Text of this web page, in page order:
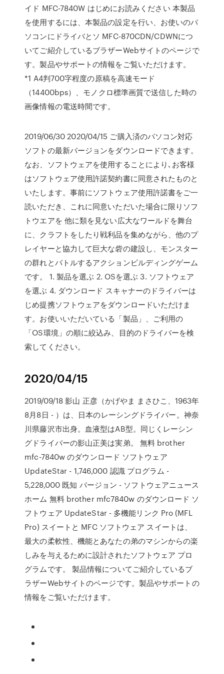
イド MFC-7840W はじめにお読みください 本製品
を使用するには、本製品の設定を行い、お使いのパ
ソコンにドライバとソ MFC-870CDN/CDWNにつ
いてご紹介しているブラザーWebサイトのページで
す。製品やサポートの情報をご覧いただけます。
*1 A4判700字程度の原稿を高速モード
（14400bps）、モノクロ標準画質で送信した時の
画像情報の電送時間です。
2019/06/30 2020/04/15 ご購入済のパソコン対応
ソフトの最新バージョンをダウンロードできます。
なお、ソフトウェアを使用することにより､お客様
はソフトウェア使用許諾契約書に同意されたものと
いたします。事前にソフトウェア使用許諾書をご一
読いただき、これに同意いただいた場合に限りソフ
トウエアを 他に類を見ない広大なワールドを舞台
に、クラフトをしたり戦利品を集めながら、他のプ
レイヤーと協力して巨大な砦の建設し、モンスター
の群れとバトルするアクションビルディングゲーム
です。 1. 製品を選ぶ 2. OSを選ぶ 3. ソフトウェア
を選ぶ 4. ダウンロード スキャナーのドライバーは
じめ提携ソフトウェアをダウンロードいただけま
す。お使いいただいている「製品」、ご利用の
「OS環境」の順に絞込み、目的のドライバーを検
索してください。
2020/04/15
2019/09/18 影山 正彦（かげやま まさひこ、1963年
8月8日 - ）は、日本のレーシングドライバー。神奈
川県藤沢市出身。血液型はAB型。同じくレーシン
グドライバーの影山正美は実弟。 無料 brother
mfc-7840w のダウンロード ソフトウェア
UpdateStar - 1,746,000 認識 プログラム -
5,228,000 既知 バージョン - ソフトウェアニュース
ホーム 無料 brother mfc7840w のダウンロード ソ
フトウェア UpdateStar - 多機能リンク Pro (MFL
Pro) スイートと MFC ソフトウェア スイートは、
最大の柔軟性、機能とあなたの弟のマシンからの楽
しみを与えるために設計されたソフトウェア プロ
グラムです。 製品情報についてご紹介しているブ
ラザーWebサイトのページです。製品やサポートの
情報をご覧いただけます。